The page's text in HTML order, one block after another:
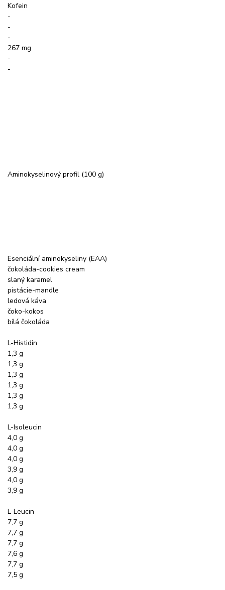
Kofein
-
-
-
267 mg
-
-
Aminokyselinový profil (100 g)
Esenciální aminokyseliny (EAA)
čokoláda-cookies cream
slaný karamel
pistácie-mandle
ledová káva
čoko-kokos
bílá čokoláda
L-Histidin
1,3 g
1,3 g
1,3 g
1,3 g
1,3 g
1,3 g
L-Isoleucin
4,0 g
4,0 g
4,0 g
3,9 g
4,0 g
3,9 g
L-Leucin
7,7 g
7,7 g
7,7 g
7,6 g
7,7 g
7,5 g